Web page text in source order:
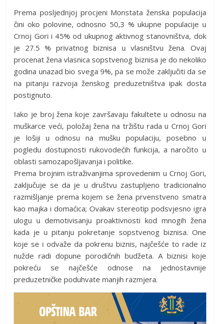
Prema posljednjoj procjeni Monstata ženska populacija
čini oko polovine, odnosno 50,3 % ukupne populacije u
Crnoj Gori i 45% od ukupnog aktivnog stanovništva, dok
je 27.5 % privatnog biznisa u vlasništvu žena. Ovaj
procenat žena vlasnica sopstvenog biznisa je do nekoliko
godina unazad bio svega 9%, pa se može zaključiti da se
na pitanju razvoja ženskog preduzetništva ipak dosta
postignuto.
Iako je broj žena koje završavaju fakultete u odnosu na
muškarce veći, položaj žena na tržištu rada u Crnoj Gori
je lošiji u odnosu na mušku populaciju, posebno u
pogledu dostupnosti rukovodećih funkcija, a naročito u
oblasti samozapošljavanja i politike.
Prema brojnim istraživanjima sprovedenim u Crnoj Gori,
zaključuje se da je u društvu zastupljeno tradicionalno
razmišljanje prema kojem se žena prvenstveno smatra
kao majka i domaćica; Ovakav stereotip podsvjesno igra
ulogu u demotivisanju proaktivnosti kod mnogih žena
kada je u pitanju pokretanje sopstvenog biznisa. One
koje se i odvaže da pokrenu biznis, najčešće to rade iz
nužde radi dopune porodičnih budžeta. A biznisi koje
pokreću se najčešće odnose na jednostavnije
preduzetničke poduhvate manjih razmjera.